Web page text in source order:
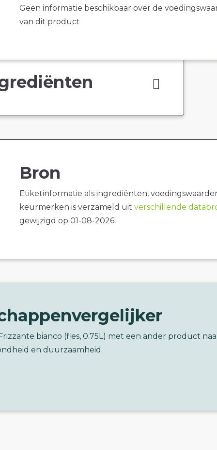
Geen informatie beschikbaar over de
van dit product
Bron
Etiketinformatie als ingrediënten,
keurmerken is verzameld uit verschillende
gewijzigd op 01-08-2026.
bianco (fles, 0.75L) met een ander product
en duurzaamheid.